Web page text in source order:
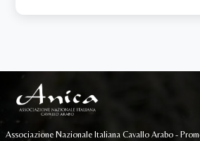
Associazione Nazionale Italiana Cavallo Arabo -